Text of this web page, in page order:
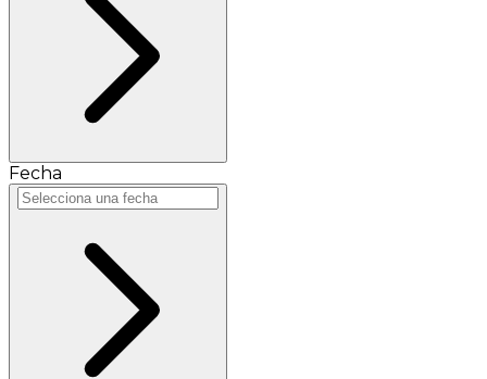
Fecha